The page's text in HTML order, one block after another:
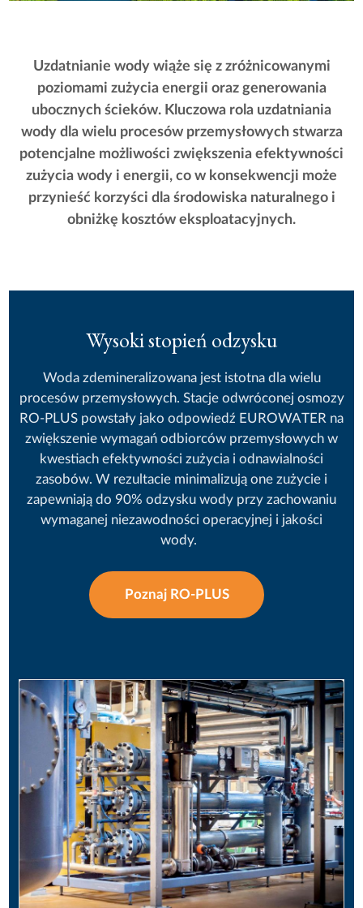
Uzdatnianie wody wiąże się z zróżnicowanymi
poziomami zużycia energii oraz generowania
ubocznych ścieków. Kluczowa rola uzdatniania
wody dla wielu procesów przemysłowych stwarza
potencjalne możliwości zwiększenia efektywności
zużycia wody i energii, co w konsekwencji może
przynieść korzyści dla środowiska naturalnego i
obniżkę kosztów eksploatacyjnych.
Wysoki stopień odzysku
Woda zdemineralizowana jest istotna dla wielu
procesów przemysłowych. Stacje odwróconej osmozy
RO-PLUS powstały jako odpowiedź EUROWATER na
zwiększenie wymagań odbiorców przemysłowych w
kwestiach efektywności zużycia i odnawialności
zasobów. W rezultacie minimalizują one zużycie i
zapewniają do 90% odzysku wody przy zachowaniu
wymaganej niezawodności operacyjnej i jakości
wody.
Poznaj RO-PLUS